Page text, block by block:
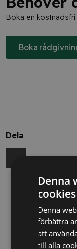
Boka en
Boka
Dela
Relaterade
13/10/2025
Nya
svenska
Denna
cookies
Denna
förbättra
att
till alla